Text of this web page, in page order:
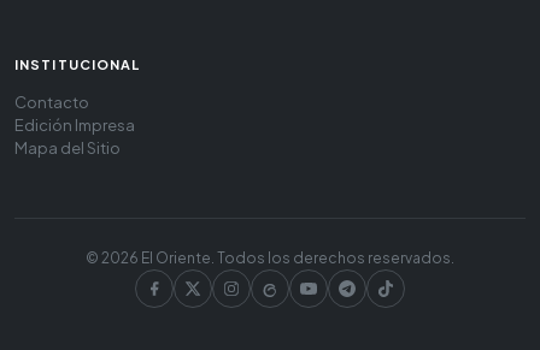
INSTITUCIONAL
Contacto
Edición Impresa
Mapa del Sitio
© 2026 El Oriente. Todos los derechos reservados.